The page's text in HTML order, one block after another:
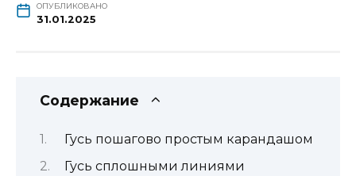
ОПУБЛИКОВАНО
31.01.2025
Содержание
Гусь пошагово простым карандашом
Гусь сплошными линиями